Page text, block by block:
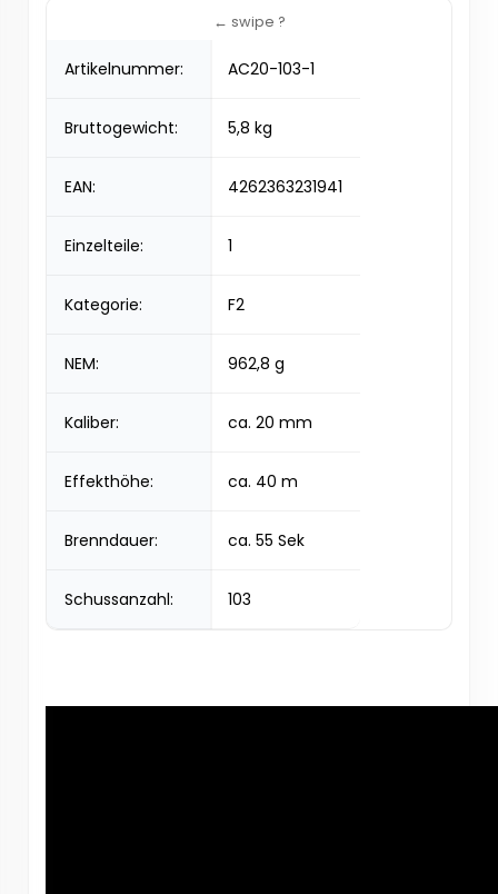
Artikelnummer: AC20-103-1
Bruttogewicht: 5,8 kg
EAN: 4262363231941
Einzelteile: 1
Kategorie: F2
NEM: 962,8 g
Kaliber: ca. 20 mm
Effekthöhe: ca. 40 m
Brenndauer: ca. 55 Sek
Schussanzahl: 103